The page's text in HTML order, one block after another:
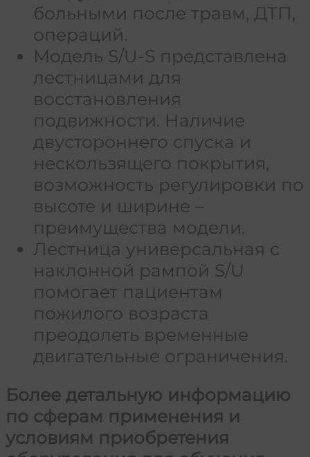
больными после травм, ДТП,
операций.
Модель S/U-S представлена
лестницами для
восстановления
подвижности. Наличие
двустороннего спуска и
нескользящего покрытия,
возможность регулировки по
высоте и ширине –
преимущества модели.
Лестница универсальная с
наклонной рампой S/U
помогает пациентам
пожилого возраста
преодолеть временные
двигательные ограничения.
Более детальную информацию
по сферам применения и
условиям приобретения